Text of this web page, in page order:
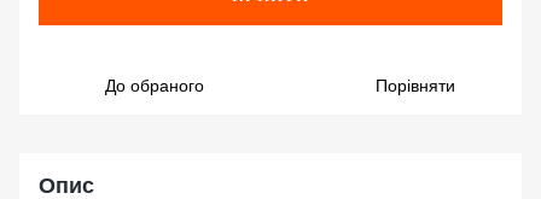
До обраного Порівняти
Опис